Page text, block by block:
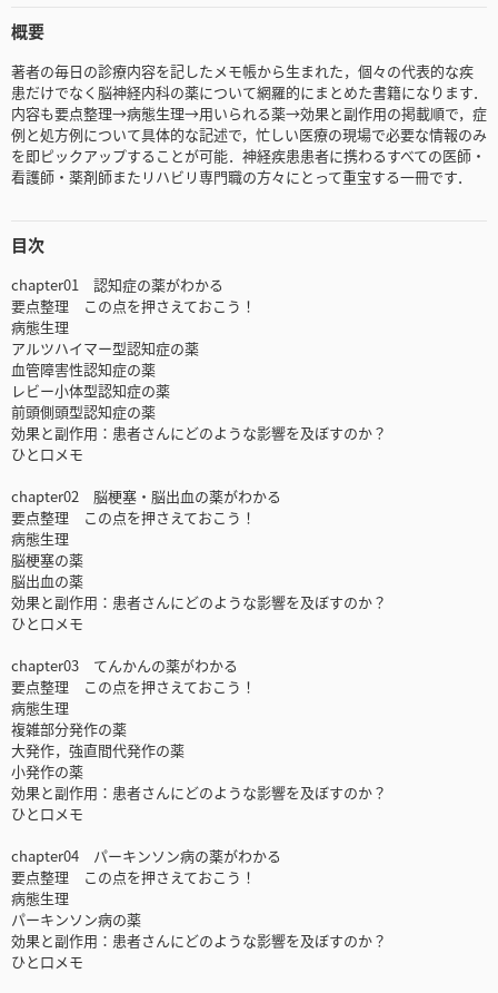
概要
著者の毎日の診療内容を記したメモ帳から生まれた，個々の代表的な疾
患だけでなく脳神経内科の薬について網羅的にまとめた書籍になります．
内容も要点整理→病態生理→用いられる薬→効果と副作用の掲載順で，症
例と処方例について具体的な記述で，忙しい医療の現場で必要な情報のみ
を即ピックアップすることが可能．神経疾患患者に携わるすべての医師・
看護師・薬剤師またリハビリ専門職の方々にとって重宝する一冊です．
目次
chapter01 認知症の薬がわかる
要点整理 この点を押さえておこう！
病態生理
アルツハイマー型認知症の薬
血管障害性認知症の薬
レビー小体型認知症の薬
前頭側頭型認知症の薬
効果と副作用：患者さんにどのような影響を及ぼすのか？
ひと口メモ
chapter02 脳梗塞・脳出血の薬がわかる
要点整理 この点を押さえておこう！
病態生理
脳梗塞の薬
脳出血の薬
効果と副作用：患者さんにどのような影響を及ぼすのか？
ひと口メモ
chapter03 てんかんの薬がわかる
要点整理 この点を押さえておこう！
病態生理
複雑部分発作の薬
大発作，強直間代発作の薬
小発作の薬
効果と副作用：患者さんにどのような影響を及ぼすのか？
ひと口メモ
chapter04 パーキンソン病の薬がわかる
要点整理 この点を押さえておこう！
病態生理
パーキンソン病の薬
効果と副作用：患者さんにどのような影響を及ぼすのか？
ひと口メモ